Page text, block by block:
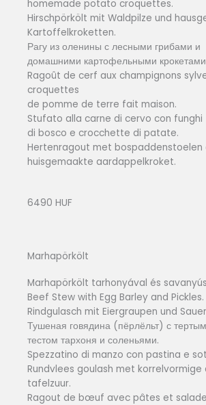
homemade potato croquettes.
Hirschpörkölt mit Waldpilze und
Kartoffelkroketten.
Рагу из оленины с лесными грибами и
домашними картофельными
Ragoût de cerf aux champignons
croquettes
de pomme de terre fait maison.
Stufato alla carne di cervo con funghi
di bosco e crocchette di patate.
Hertenragout met bospaddenstoelen
huisgemaakte aardappelkroket.
6490 HUF
Marhapörkölt
Marhapörkölt tarhonyával és
Beef Stew with Egg Barley and Pickles.
Rindgulasch mit Eiergraupen und
Тушеная говядина (пёрлёльт) с тертым
тестом тархоня и соленьями.
Spezzatino di manzo con pastina e
Rundvlees goulash met korrelvormige
tafelzuur.
Ragout de bœuf avec pâtes et